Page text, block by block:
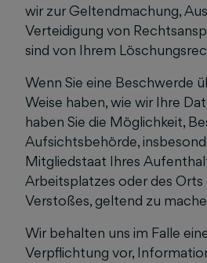
wir zur Geltendmachung,
Verteidigung von
sind von Ihrem
Wenn Sie eine Beschwerde
Weise haben, wie wir Ihre
haben Sie die Möglichkeit,
Aufsichtsbehörde,
Mitgliedstaat Ihres
Arbeitsplatzes oder des
Verstoßes, geltend zu
Wir behalten uns im Falle
Verpflichtung vor,